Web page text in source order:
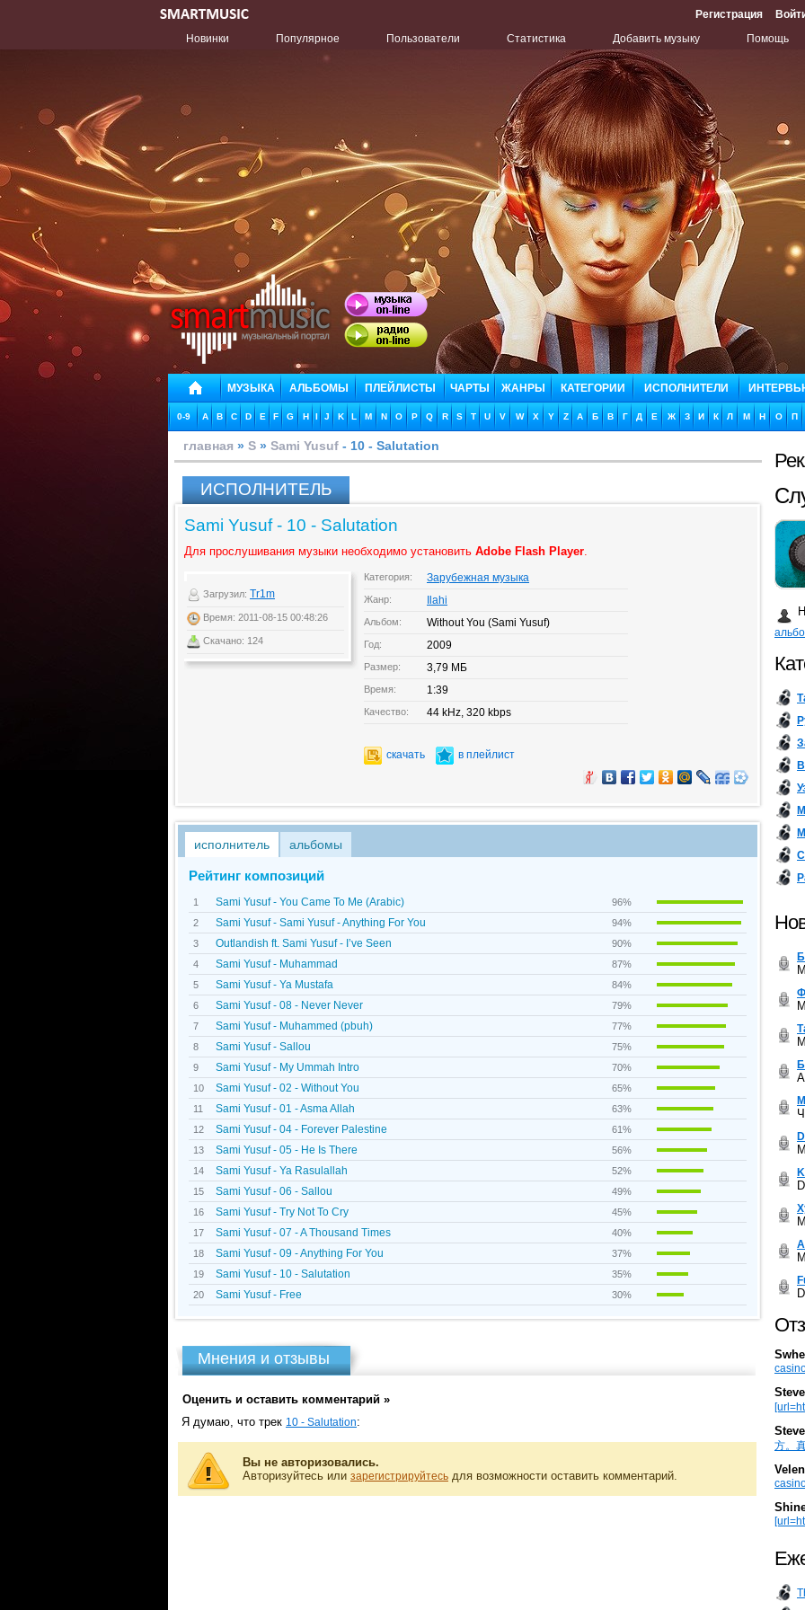
Регистрация
Новинки
Популярное Пользователи Статистика Добавить музыку Помощь
МУЗЫКА АЛЬБОМЫ ПЛЕЙЛИСТЫ ЧАРТЫ ЖАНРЫ КАТЕГОРИИ ИСПОЛНИТЕЛИ
0-9 A B C D E F G H I J K L M N O P Q R S T U V W X Y Z А Б В Г Д Е Ж З И К Л М Н О П
главная » S » Sami Yusuf - 10 - Salutation
ИСПОЛНИТЕЛЬ
Sami Yusuf - 10 - Salutation
Для прослушивания музыки необходимо установить Adobe Flash Player.
Загрузил: Tr1m
Время: 2011-08-15 00:48:26
Скачано: 124
Категория: Зарубежная музыка
Жанр: Ilahi
Альбом: Without You (Sami Yusuf)
Год: 2009
Размер: 3,79 МБ
Время: 1:39
Качество: 44 kHz, 320 kbps
скачать в плейлист
исполнитель альбомы
Рейтинг композиций
1 Sami Yusuf - You Came To Me (Arabic)
96%
2
Sami Yusuf - Sami Yusuf - Anything For You
94%
3
Outlandish ft. Sami Yusuf - I’ve Seen
90%
4
Sami Yusuf - Muhammad
87%
5
Sami Yusuf - Ya Mustafa
84%
6
Sami Yusuf - 08 - Never Never
79%
7
Sami Yusuf - Muhammed (pbuh)
77%
8
Sami Yusuf - Sallou
75%
9
Sami Yusuf - My Ummah Intro
70%
10
Sami Yusuf - 02 - Without You
65%
11
Sami Yusuf - 01 - Asma Allah
63%
12
Sami Yusuf - 04 - Forever Palestine
61%
13
Sami Yusuf - 05 - He Is There
56%
14
Sami Yusuf - Ya Rasulallah
52%
15
Sami Yusuf - 06 - Sallou
49%
16
Sami Yusuf - Try Not To Cry
45%
17
Sami Yusuf - 07 - A Thousand Times
40%
18
Sami Yusuf - 09 - Anything For You
37%
19
Sami Yusuf - 10 - Salutation
35%
20
Sami Yusuf - Free 30%
Мнения и отзывы
Оценить и оставить комментарий »
Я думаю, что трек 10 - Salutation:
Вы не авторизовались.
Авторизуйтесь или зарегистрируйтесь для возможности оставить комментарий.
方。